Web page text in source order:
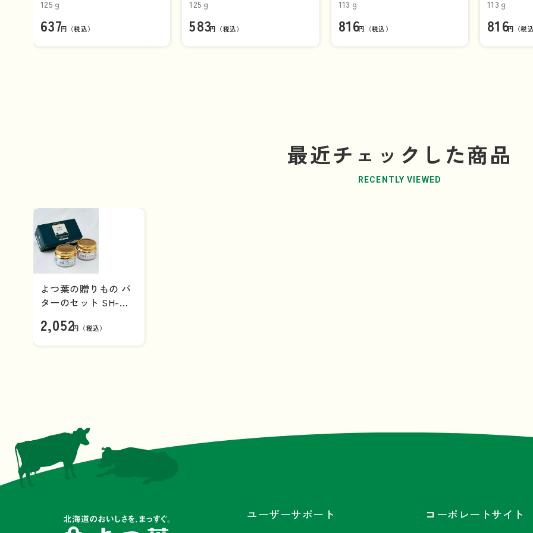
125ｇ
637円（税込）
125ｇ
583円（税込）
113ｇ
816円（税込）
113ｇ
816円（税
最近チェックした商品
RECENTLY VIEWED
よつ葉の贈りもの バ
ターのセット SH-
2,052円（税込）
ユーザーサポート コーポレートサイト